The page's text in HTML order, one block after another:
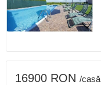
16900 RON /casă